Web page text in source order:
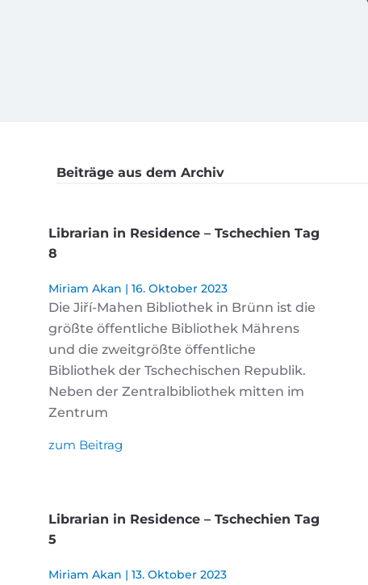
Beiträge aus dem Archiv
Librarian in Residence – Tschechien Tag
8
Miriam Akan 16. Oktober 2023
Die Jiří-Mahen Bibliothek in Brünn ist die
größte öffentliche Bibliothek Mährens
und die zweitgrößte öffentliche
Bibliothek der Tschechischen Republik.
Neben der Zentralbibliothek mitten im
Zentrum
zum Beitrag
Librarian in Residence – Tschechien Tag
5
Miriam Akan 13. Oktober 2023